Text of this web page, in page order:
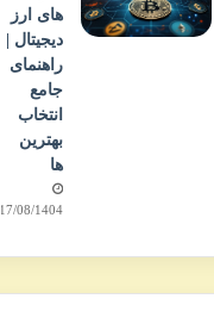
های ارز
دیجیتال |
راهنمای
جامع
انتخاب
بهترین
ها
17/08/1404